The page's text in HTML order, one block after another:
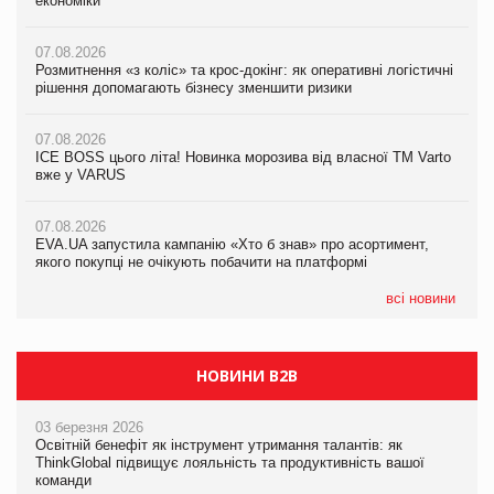
07.08.2026
Розмитнення «з коліс» та крос-докінг: як оперативні логістичні
рішення допомагають бізнесу зменшити ризики
07.08.2026
ICE BOSS цього літа! Новинка морозива від власної ТМ Varto
вже у VARUS
07.08.2026
EVA.UA запустила кампанію «Хто б знав» про асортимент,
якого покупці не очікують побачити на платформі
всі новини
07.08.2026
EVA.UA запустила кампанію «Хто б знав» про асортимент,
06.08.2026
Смачна новинка для хвостатих: у VARUS з’явилися паучі
05.08.2026
Мережа супермаркетів VARUS купує мережу магазинів
07.08.2026
Kraft Heinz скоротила збиток у першому півріччі
Продажі Hugo Boss впали на 9%
НОВИНИ B2B
03 березня 2026
Освітній бенефіт як інструмент утримання талантів: як
ThinkGlobal підвищує лояльність та продуктивність вашої
команди